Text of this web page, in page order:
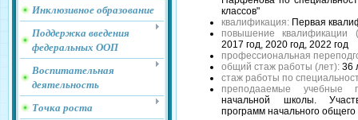
Инклюзивное образование
Поддержка введения
федеральных ООП
Воспитательная
деятельность
Точка роста
классов"
квалификация: Первая
повышение квалификации
2017 год, 2020 год, 2022 год
профессиональная
общий стаж работы (лет): 36
стаж работы по
преподааемые учебные
начальной школы.
программ начального